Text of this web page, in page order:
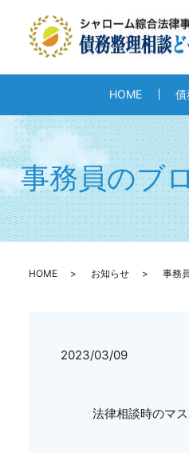
HOME 債
事務員のブ
HOME お知らせ 事務
2023/03/09
法律相談時のマ